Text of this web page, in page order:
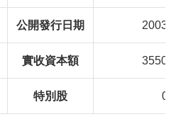
公開發行日期 2003/
實收資本額
特別股 0